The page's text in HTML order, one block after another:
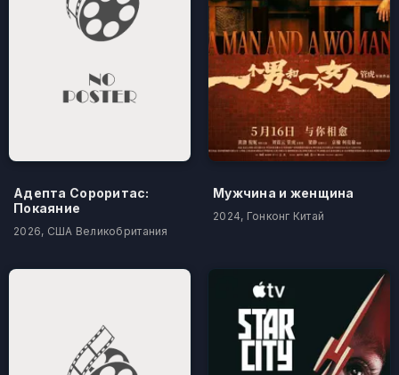
Адепта Сороритас:
Покаяние
2026, США Великобритания
Мужчина и женщина
2024, Гонконг Китай